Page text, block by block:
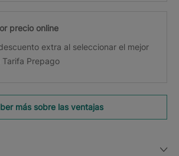
precio online
extra al seleccionar el mejor
Prepago
más sobre las ventajas